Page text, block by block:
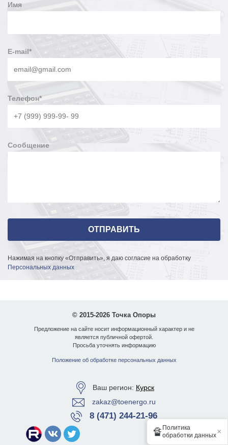
Имя
E-mail*
Телефон*
Сообщение
Нажимая на кнопку «Отправить», я даю согласие на обработку
Персональных данных
© 2015-2026 Точка Опоры
Предложение на сайте носит информационный характер и не
является публичной офертой.
Просьба уточнять информацию
Положение об обработке персональных данных
Ваш регион: Курск
zakaz@toenergo.ru
8 (471) 244-21-96
🔏 Политика
обработки данных×